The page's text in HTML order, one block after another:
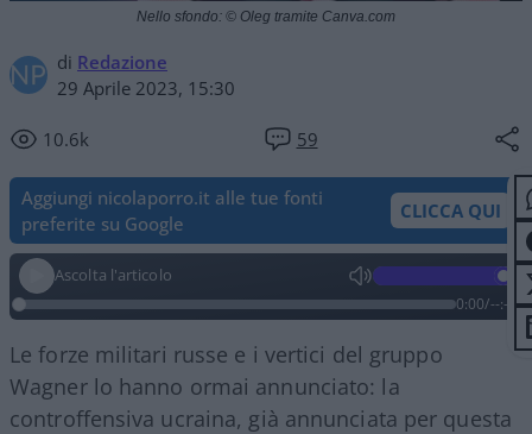
di Redazione
29 Aprile 2023, 15:30
10.6k 59
Nello sfondo: © Oleg tramite Canva.com
Aggiungi nicolaporro.it alle tue fonti
preferite su Google
CLICCA QUI
Ascolta l'articolo
0:00/--:--
Le forze militari russe e i vertici del gruppo
Wagner lo hanno ormai annunciato: la
controffensiva ucraina, già annunciata per questa